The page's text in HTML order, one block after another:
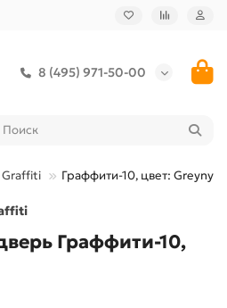
8 (495) 971-50-00
Graffiti Граффити-10, цвет: Greyny
Граффити-10,